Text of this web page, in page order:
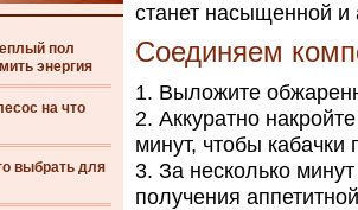
пол
энергия
на что
выбрать для
станет насыщенной
Соединяем
Выложите
Аккуратно
минут, чтобы
За несколько
получения